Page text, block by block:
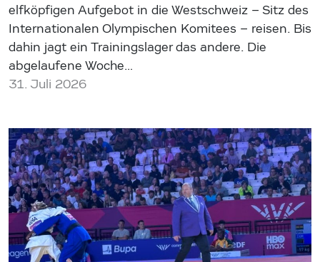
elfköpfigen Aufgebot in die Westschweiz – Sitz des
Internationalen Olympischen Komitees – reisen. Bis
dahin jagt ein Trainingslager das andere. Die
abgelaufene Woche…
31. Juli 2026